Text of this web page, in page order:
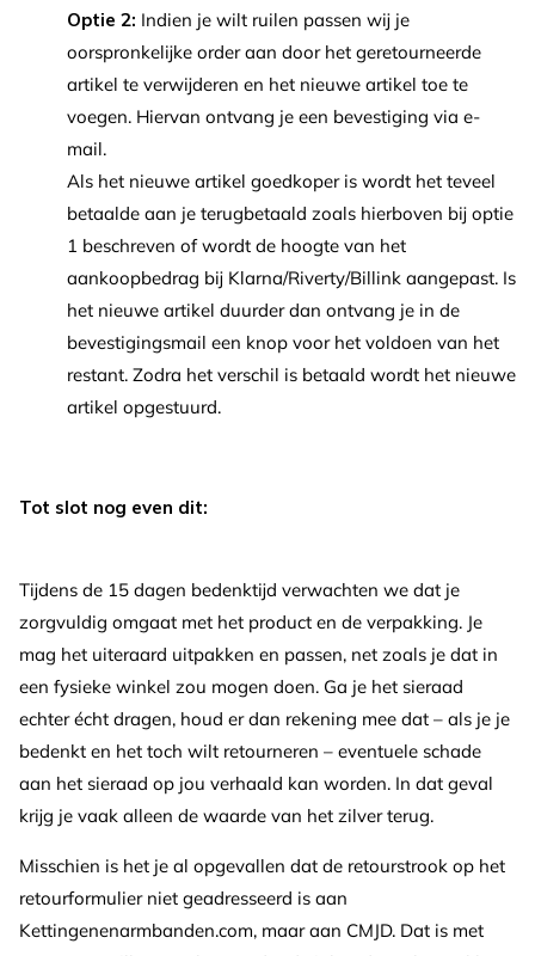
Optie 2: Indien je wilt ruilen passen wij je
oorspronkelijke order aan door het geretourneerde
artikel te verwijderen en het nieuwe artikel toe te
voegen. Hiervan ontvang je een bevestiging via e-
mail.
Als het nieuwe artikel goedkoper is wordt het teveel
betaalde aan je terugbetaald zoals hierboven bij optie
1 beschreven of wordt de hoogte van het
aankoopbedrag bij Klarna/Riverty/Billink aangepast. Is
het nieuwe artikel duurder dan ontvang je in de
bevestigingsmail een knop voor het voldoen van het
restant. Zodra het verschil is betaald wordt het nieuwe
artikel opgestuurd.
Tot slot nog even dit:
Tijdens de 15 dagen bedenktijd verwachten we dat je
zorgvuldig omgaat met het product en de verpakking. Je
mag het uiteraard uitpakken en passen, net zoals je dat in
een fysieke winkel zou mogen doen. Ga je het sieraad
echter écht dragen, houd er dan rekening mee dat – als je je
bedenkt en het toch wilt retourneren – eventuele schade
aan het sieraad op jou verhaald kan worden. In dat geval
krijg je vaak alleen de waarde van het zilver terug.
Misschien is het je al opgevallen dat de retourstrook op het
retourformulier niet geadresseerd is aan
Kettingenenarmbanden.com, maar aan CMJD. Dat is met